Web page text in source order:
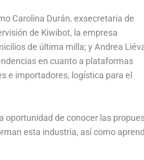
Carolina Durán, exsecretaria de
de Kiwibot, la empresa
de última milla; y Andrea
en cuanto a plataformas
e importadores, logística para el
oportunidad de conocer las
esta industria, así como